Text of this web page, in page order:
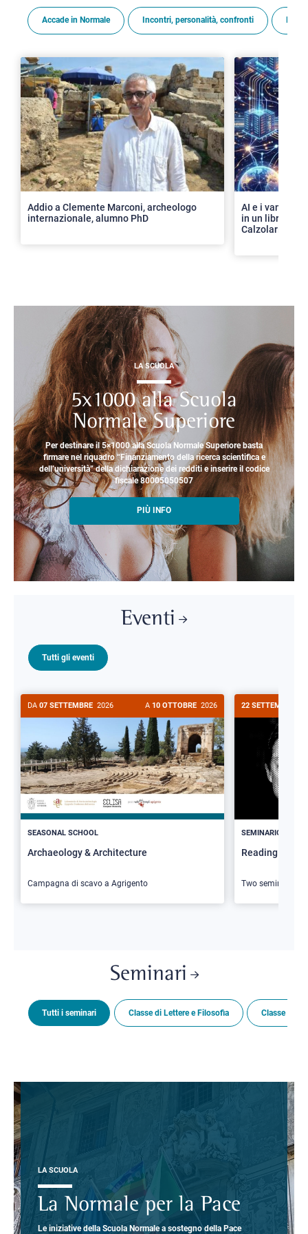
Accade in Normale Incontri, personalità, confronti
Addio a Clemente Marconi, archeologo
internazionale, alumno PhD
AI e i vantaggi
in un libro con
Calzolari
>
LA SCUOLA
5x1000 alla Scuola
Normale Superiore
Per destinare il 5×1000 alla Scuola Normale Superiore basta
firmare nel riquadro “Finanziamento della ricerca scientifica e
dell’università” della dichiarazione dei redditi e inserire il codice
fiscale 80005050507
PIÙ INFO
Eventi
Tutti gli eventi
DA 07 SETTEMBRE 2026 A 10 OTTOBRE 2026
SEASONAL SCHOOL
Archaeology & Architecture
Campagna di scavo a Agrigento
22 SETTEMBRE
SEMINARIO
Reading
Two seminars
Seminari
Tutti i seminari Classe di Lettere e Filosofia Classe di
LA SCUOLA
La Normale per la Pace
Le iniziative della Scuola Normale a sostegno della Pace